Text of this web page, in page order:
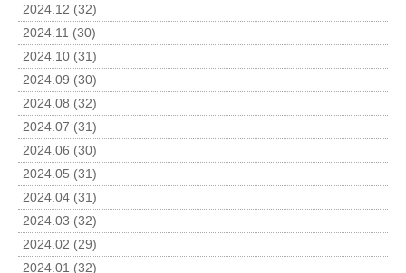
2024.12 (32)
2024.11 (30)
2024.10 (31)
2024.09 (30)
2024.08 (32)
2024.07 (31)
2024.06 (30)
2024.05 (31)
2024.04 (31)
2024.03 (32)
2024.02 (29)
2024.01 (32)